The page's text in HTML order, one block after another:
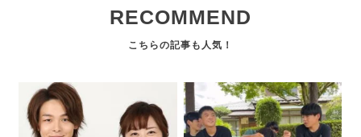
RECOMMEND